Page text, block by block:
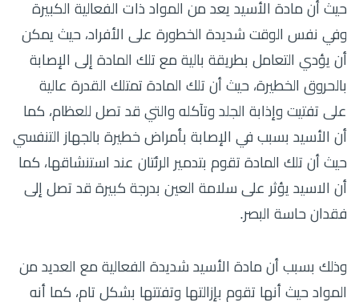
حيث أن مادة الأسيد يعد من المواد ذات الفعالية الكبيرة
وفي نفس الوقت شديدة الخطورة على الأفراد، حيث يمكن
أن يؤدي التعامل بطريقة بالية مع تلك المادة إلى الإصابة
بالحروق الخطيرة، حيث أن تلك المادة تمتلك القدرة عالية
على تفتيت وإذابة الجلد وتآكله والتي قد تصل للعظام، كما
أن الأسيد بسبب في الإصابة بأمراض خطيرة بالجهاز التنفسي
حيث أن تلك المادة تقوم بتدمير الرئتان عند استنشاقها، كما
أن الاسيد يؤثر على سلامة العين بدرجة كبيرة قد تصل إلى
فقدان حاسة البصر.
وذلك بسبب أن مادة الأسيد شديدة الفعالية مع العديد من
المواد حيث أنها تقوم بإزالتها وتفتتها بشكل تام، كما أنه